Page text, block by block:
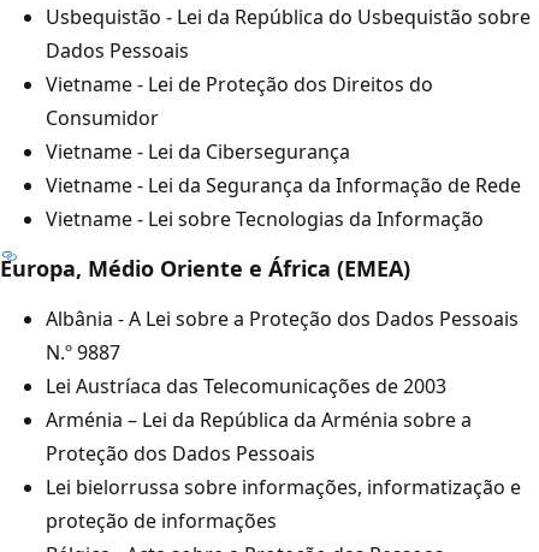
Usbequistão - Lei da República do Usbequistão sobre
Dados Pessoais
Vietname - Lei de Proteção dos Direitos do
Consumidor
Vietname - Lei da Cibersegurança
Vietname - Lei da Segurança da Informação de Rede
Vietname - Lei sobre Tecnologias da Informação
Europa, Médio Oriente e África (EMEA)
Albânia - A Lei sobre a Proteção dos Dados Pessoais
N.º 9887
Lei Austríaca das Telecomunicações de 2003
Arménia – Lei da República da Arménia sobre a
Proteção dos Dados Pessoais
Lei bielorrussa sobre informações, informatização e
proteção de informações